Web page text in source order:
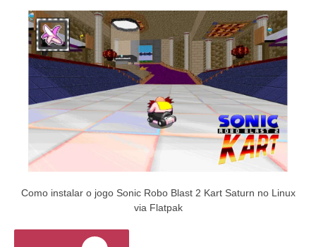
Como instalar o jogo Sonic Robo Blast 2 Kart Saturn no Linux
via Flatpak